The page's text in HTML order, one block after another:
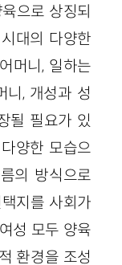
으로 상징되
대의 다양한
머니, 일하는
니, 개성과 성
될 필요가 있
양한 모습으
의 방식으로
지를 사회가
성 모두 양육
환경을 조성